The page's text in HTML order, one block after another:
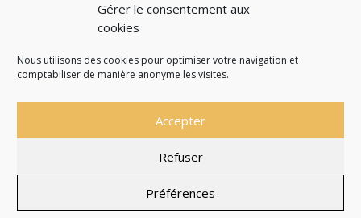
Gérer le consentement aux
cookies
Nous utilisons des cookies pour optimiser votre navigation et
comptabiliser de manière anonyme les visites.
Accepter
Refuser
Préférences
Flux des publications
Flux des commentaires
Site de WordPress-FR
Site officiel de la Commune de Saint Martial de
Nabirat
Politique de confidentialité